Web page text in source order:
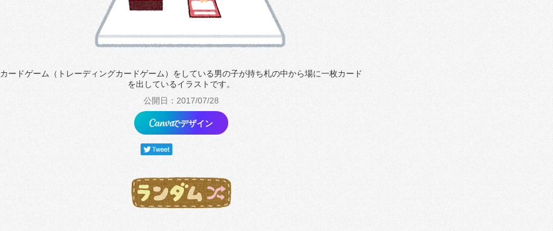
カードゲーム（トレーディングカードゲーム）をしている男の子が持ち札の中から場に一枚カード
を出しているイラストです。
公開日：2017/07/28
でデザイン